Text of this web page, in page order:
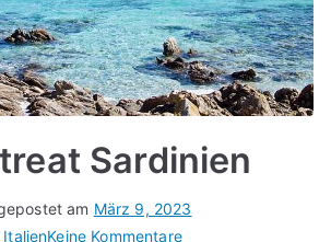
Sardinien
am März 9, 2023
ItalienKeine Kommentarefür